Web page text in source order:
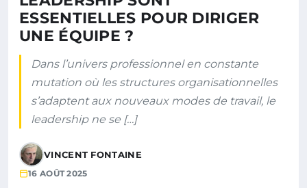
ESSENTIELLES POUR DIRIGER
UNE ÉQUIPE ?
Dans l’univers professionnel en constante
mutation où les structures organisationnelles
s’adaptent aux nouveaux modes de travail, le
leadership ne se […]
VINCENT FONTAINE
16 AOÛT 2025